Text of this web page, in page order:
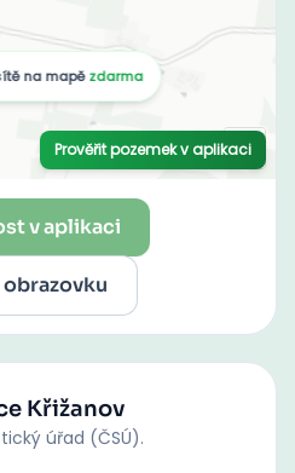
v aplikaci
obrazovku
Křižanov
úřad (ČSÚ).